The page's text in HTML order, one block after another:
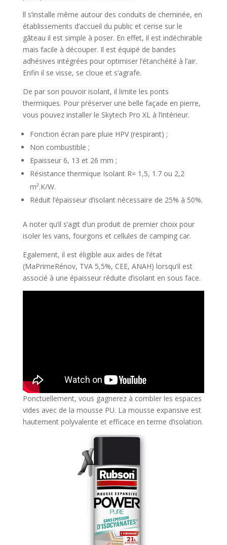
ll s’installe même autour des conduits de cheminée, en
établissements d’accueil du public et cerise sur le
gâteau il est simple à poser. En effet, il est indéchirable
mais facile à découper. Il est équipé de bandes
adhésives intégrées pour optimiser l’étanchéité à l’air.
Enfin il se visse, se cloue et s’agrafe.
De par son pouvoir isolant, il limite les ponts
thermiques. Pour préserver une belle façade en pierre,
vous pouvez installer le Skytech Pro XL à l’intérieur.
Fonction écran pare pluie HPV (respirant) ;
Non combustible ;
Epaisseur 6, 13 et 26 mm ;
Résistance thermique Isolant R= 1,5, 1.7 ou 2,2
m².K/W.
Réduit l’épaisseur d’isolant nécessaire de 25% à 50%.
A noter qu’il s’agit d’un produit de premier choix pour
isoler les vans, fourgons et cellules de camping car.
Egalement, il est éligible aux aides de l’état
(MaPrimeRénov, TVA 5,5%, CEE, ANAH) lorsqu’il est
associé à une épaisseur réduite d’isolant en sous face.
Ponctuellement, vous gagnerez à combler les espaces
vides avec de la mousse PU. La mousse expansive est
hautement polyvalente et efficace en terme d’isolation.